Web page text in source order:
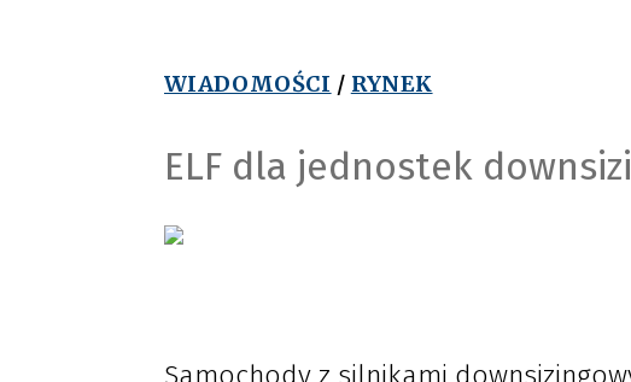
WIADOMOŚCI / RYNEK
ELF dla jednostek
Samochody z silnikami